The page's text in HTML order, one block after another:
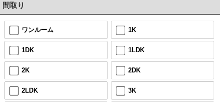
間取り
ワンルーム 1K
1DK 1LDK
2K 2DK
2LDK 3K